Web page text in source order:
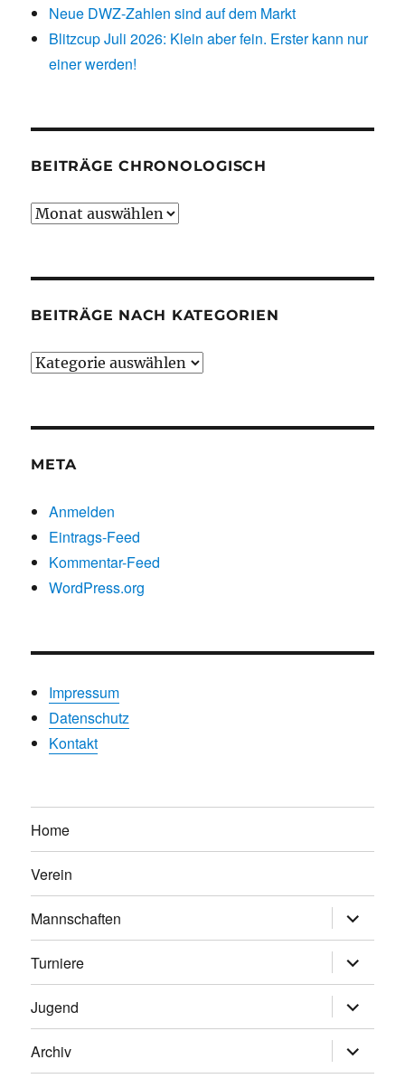
Neue DWZ-Zahlen sind auf dem Markt
Blitzcup Juli 2026: Klein aber fein. Erster kann nur
einer werden!
BEITRÄGE CHRONOLOGISCH
Beiträge
BEITRÄGE NACH KATEGORIEN
Beiträge
META
Anmelden
Eintrags-Feed
Kommentar-Feed
WordPress.org
Impressum
Datenschutz
Kontakt
Home
Verein
Mannschaften
anzeigen
Turniere
anzeigen
Jugend
anzeigen
Archiv
anzeigen